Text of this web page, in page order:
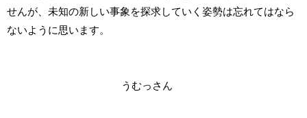
せんが、未知の新しい事象を探求していく姿勢は忘れてはなら
ないように思います。
うむっさん